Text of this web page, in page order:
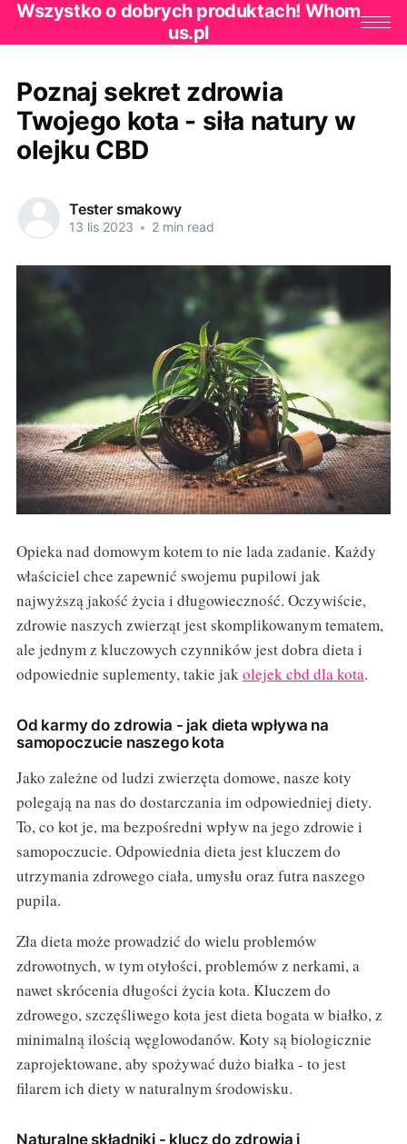
Wszystko o dobrych produktach! Whom
us.pl
Poznaj sekret zdrowia
Twojego kota - siła natury w
olejku CBD
Tester smakowy
13 lis 2023 • 2 min read
Opieka nad domowym kotem to nie lada zadanie. Każdy
właściciel chce zapewnić swojemu pupilowi jak
najwyższą jakość życia i długowieczność. Oczywiście,
zdrowie naszych zwierząt jest skomplikowanym tematem,
ale jednym z kluczowych czynników jest dobra dieta i
odpowiednie suplementy, takie jakolejek cbd dla kota.
Od karmy do zdrowia - jak dieta wpływa na
samopoczucie naszego kota
Jako zależne od ludzi zwierzęta domowe, nasze koty
polegają na nas do dostarczania im odpowiedniej diety.
To, co kot je, ma bezpośredni wpływ na jego zdrowie i
samopoczucie. Odpowiednia dieta jest kluczem do
utrzymania zdrowego ciała, umysłu oraz futra naszego
pupila.
Zła dieta może prowadzić do wielu problemów
zdrowotnych, w tym otyłości, problemów z nerkami, a
nawet skrócenia długości życia kota. Kluczem do
zdrowego, szczęśliwego kota jest dieta bogata w białko, z
minimalną ilością węglowodanów. Koty są biologicznie
zaprojektowane, aby spożywać dużo białka - to jest
filarem ich diety w naturalnym środowisku.
Naturalne składniki - klucz do zdrowia i